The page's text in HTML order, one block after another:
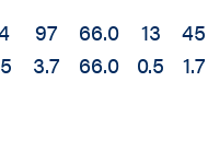
97
3.7
66.0
66.0
13
0.5
45
1.7